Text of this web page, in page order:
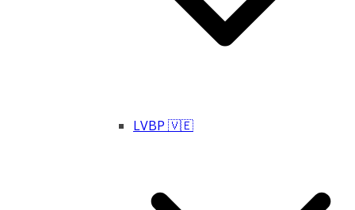
LVBP 🇻🇪